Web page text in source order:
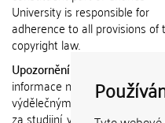
University is responsible for
adherence to all provisions of
copyright law.
Upozornění / Notice:
informace nemohou být
výdělečným účelům nebo
za studijní, vědeckou nebo